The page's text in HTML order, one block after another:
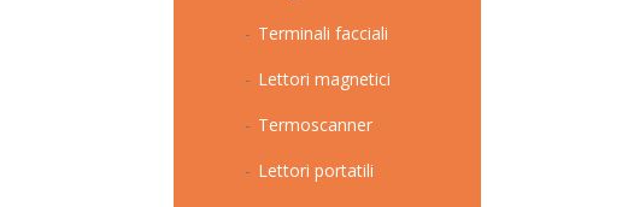
Terminali facciali
Lettori magnetici
Termoscanner
Lettori portatili